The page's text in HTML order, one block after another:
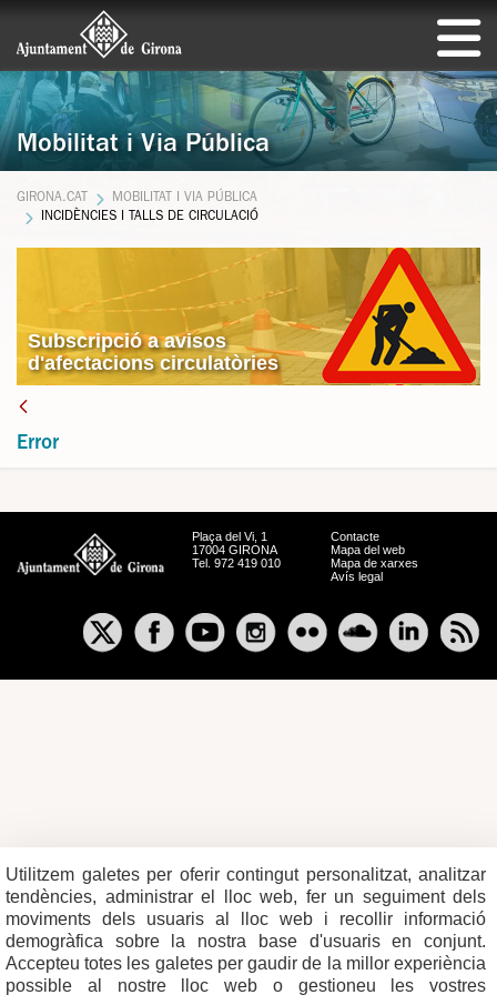
Mobilitat i Via Pública
GIRONA.CAT
MOBILITAT I VIA PÚBLICA
INCIDÈNCIES I TALLS DE CIRCULACIÓ
Subscripció a avisos
d'afectacions circulatòries
Error
Plaça del Vi, 1
17004 GIRONA
Tel. 972 419 010
Contacte
Mapa del web
Mapa de xarxes
Avís legal
Utilitzem galetes per oferir contingut personalitzat, analitzar
tendències, administrar el lloc web, fer un seguiment dels
moviments dels usuaris al lloc web i recollir informació
demogràfica sobre la nostra base d'usuaris en conjunt.
Accepteu totes les galetes per gaudir de la millor experiència
possible al nostre lloc web o gestioneu les vostres